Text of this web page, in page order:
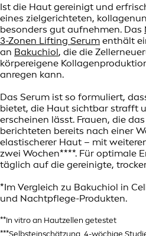
Ist die Haut gereinigt und
eines zielgerichteten,
besonders gut aufnehmen. Das
3-Zonen Lifting Serum enthält
an Bakuchiol, die die
körpereigene
anregen kann.
Das Serum ist so formuliert,
bietet, die Haut sichtbar strafft
erscheinen lässt. Frauen, die
berichteten bereits nach einer
elastischerer Haut – mit
zwei Wochen****. Für optimale
täglich auf die gereinigte,
*Im Vergleich zu Bakuchiol in
und Nachtpflege-Produkten.
**In vitro an Hautzellen getestet
***Selbsteinschätzung, 4-wöchige